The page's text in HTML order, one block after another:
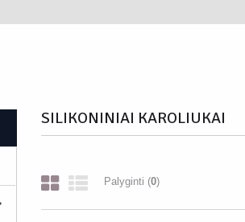
SILIKONINIAI KAROLIUKAI
Palyginti (0)